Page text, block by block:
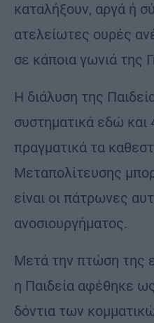
καταλήξουν, αργά ή
ατελείωτες ουρές
σε κάποια γωνιά της
Η διάλυση της
συστηματικά εδώ και
πραγματικά τα
Μεταπολίτευσης
είναι οι πάτρωνες
ανοσιουργήματος.
Μετά την πτώση της
η Παιδεία αφέθηκε
δόντια των